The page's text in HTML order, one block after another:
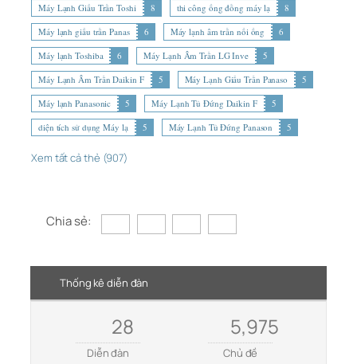
Máy Lạnh Giấu Trần Toshi
8 thi công ống đồng máy lạ
8
Máy lạnh giấu trần Panas
6 Máy lạnh âm trần nối ống
6
Máy lạnh Toshiba
6 Máy Lạnh Âm Trần LG Inve
5
Máy Lạnh Âm Trần Daikin F
5 Máy Lạnh Giấu Trần Panaso
5
Máy lạnh Panasonic
5 Máy Lạnh Tủ Đứng Daikin F
5
diện tích sử dụng Máy lạ
5 Máy Lạnh Tủ Đứng Panason 5
Xem tất cả thẻ (907)
Chia sẻ:
Thống kê diễn đàn
28
Diễn đàn
5,975
Chủ đề